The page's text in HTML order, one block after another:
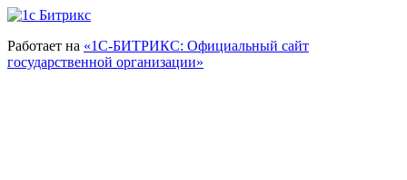
Работает на «1С-БИТРИКС: Официальный сайт
государственной организации»